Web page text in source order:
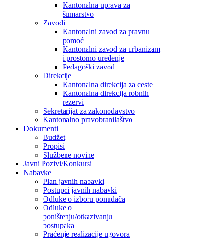
Kantonalna uprava za
šumarstvo
Zavodi
Kantonalni zavod za pravnu
pomoć
Kantonalni zavod za urbanizam
i prostorno uređenje
Pedagoški zavod
Direkcije
Kantonalna direkcija za ceste
Kantonalna direkcija robnih
rezervi
Sekretarijat za zakonodavstvo
Kantonalno pravobranilaštvo
Dokumenti
Budžet
Propisi
Službene novine
Javni Pozivi/Konkursi
Nabavke
Plan javnih nabavki
Postupci javnih nabavki
Odluke o izboru ponuđača
Odluke o
poništenju/otkazivanju
postupaka
Praćenje realizacije ugovora